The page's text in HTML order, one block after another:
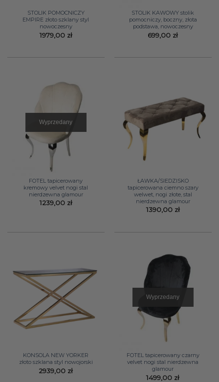
STOLIK POMOCNICZY
EMPIRE złoto szklany styl
nowoczesny
1979,00 zł
STOLIK KAWOWY stolik
pomocniczy, boczny, złota
podstawa, nowoczesny
699,00 zł
Wyprzedany
FOTEL tapicerowany
kremowy velvet nogi stal
nierdzewna glamour
1239,00 zł
ŁAWKA/SIEDZISKO
tapicerowana ciemno szary
welwet, nogi złote, stal
nierdzewna glamour
1390,00 zł
KONSOLA NEW YORKER
złoto szklana styl nowojorski
2939,00 zł
Wyprzedany
FOTEL tapicerowany czarny
velvet nogi stal nierdzewna
glamour
1499,00 zł